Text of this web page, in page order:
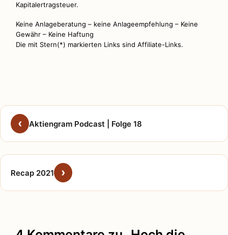
Kapitalertragsteuer.
Keine Anlageberatung – keine Anlageempfehlung – Keine
Gewähr – Keine Haftung
Die mit Stern(*) markierten Links sind Affiliate-Links.
Aktiengram Podcast | Folge 18
Recap 2021